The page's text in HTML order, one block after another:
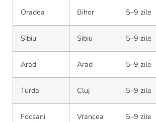
Oradea Bihor 5–9 zile
Sibiu Sibiu 5–9 zile
Arad Arad 5–9 zile
Turda Cluj 5–9 zile
Focșani Vrancea 5–9 zile